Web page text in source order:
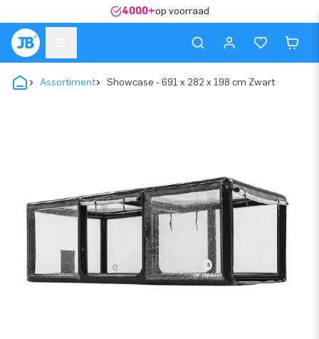
4000+op voorraad
Assortiment Showcase - 691 x 282 x 198 cm Zwart